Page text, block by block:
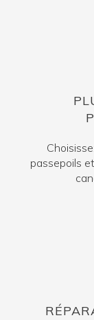
passepoils